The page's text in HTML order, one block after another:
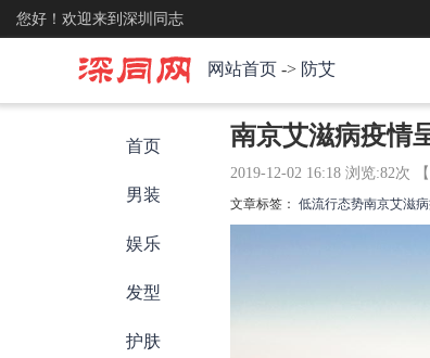
您好！欢迎来到深圳同志
网站首页 -> 防艾
首页
男装
娱乐
发型
护肤
南京艾滋病疫情
2019-12-02 16:18 浏览:82次 【
文章标签： 低流行态势南京艾滋